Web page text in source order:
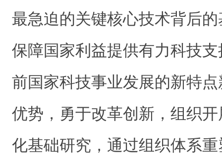
最急迫的关键核心技术背后
保障国家利益提供有力科技
前国家科技事业发展的新特
优势，勇于改革创新，组织
化基础研究，通过组织体系